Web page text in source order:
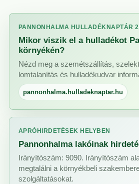
PANNONHALMA HULLADÉKNAPTÁR
Mikor viszik el a hulladékot
környékén?
Nézd meg a szemétszállítás,
lomtalanítás és hulladékudvar
pannonhalma.hulladeknaptar.hu
APRÓHIRDETÉSEK HELYBEN
Pannonhalma lakóinak
Irányítószám: 9090. Irányítószám
megtalálni a környékbeli
szolgáltatásokat.